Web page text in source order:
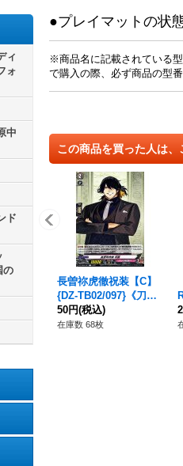
ィ
ォ
中
ド
の
●プレイマットの状
※商品名に記載されている
で購入の際、必ず商品の型
この商品を買った人は
長曽祢虎徹祝装【C】
{DZ-TB02/097}《刀剣
乱舞》
50円(税込)
在庫数 68枚